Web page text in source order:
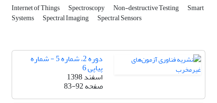
Internet of Things Spectroscopy Non-destructive Testing Smart
Systems Spectral Imaging Spectral Sensors
دوره 2، شماره 5 - شماره
پیاپی 6
اسفند 1398
صفحه83-92